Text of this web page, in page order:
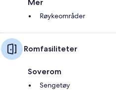
Mer
Røykeområder
Romfasiliteter
Soverom
Sengetøy